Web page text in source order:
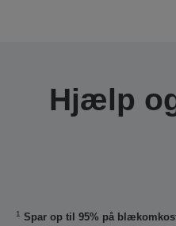
Hjælp
1 Spar op til 95% på